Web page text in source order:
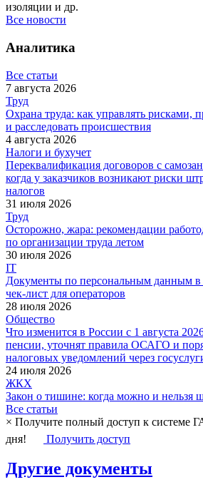
изоляции и др.
Все новости
Аналитика
Все статьи
7 августа 2026
Труд
Охрана труда: как управлять рисками,
и расследовать происшествия
4 августа 2026
Налоги и бухучет
Переквалификация договоров с
когда у заказчиков возникают риски
налогов
31 июля 2026
Труд
Осторожно, жара: рекомендации
по организации труда летом
30 июля 2026
IT
Документы по персональным данным в
чек-лист для операторов
28 июля 2026
Общество
Что изменится в России с 1 августа
пенсии, уточнят правила ОСАГО и
налоговых уведомлений через
24 июля 2026
ЖКХ
Закон о тишине: когда можно и нельзя
Все статьи
× Получите полный доступ к системе
дня!
Получить доступ
Другие документы